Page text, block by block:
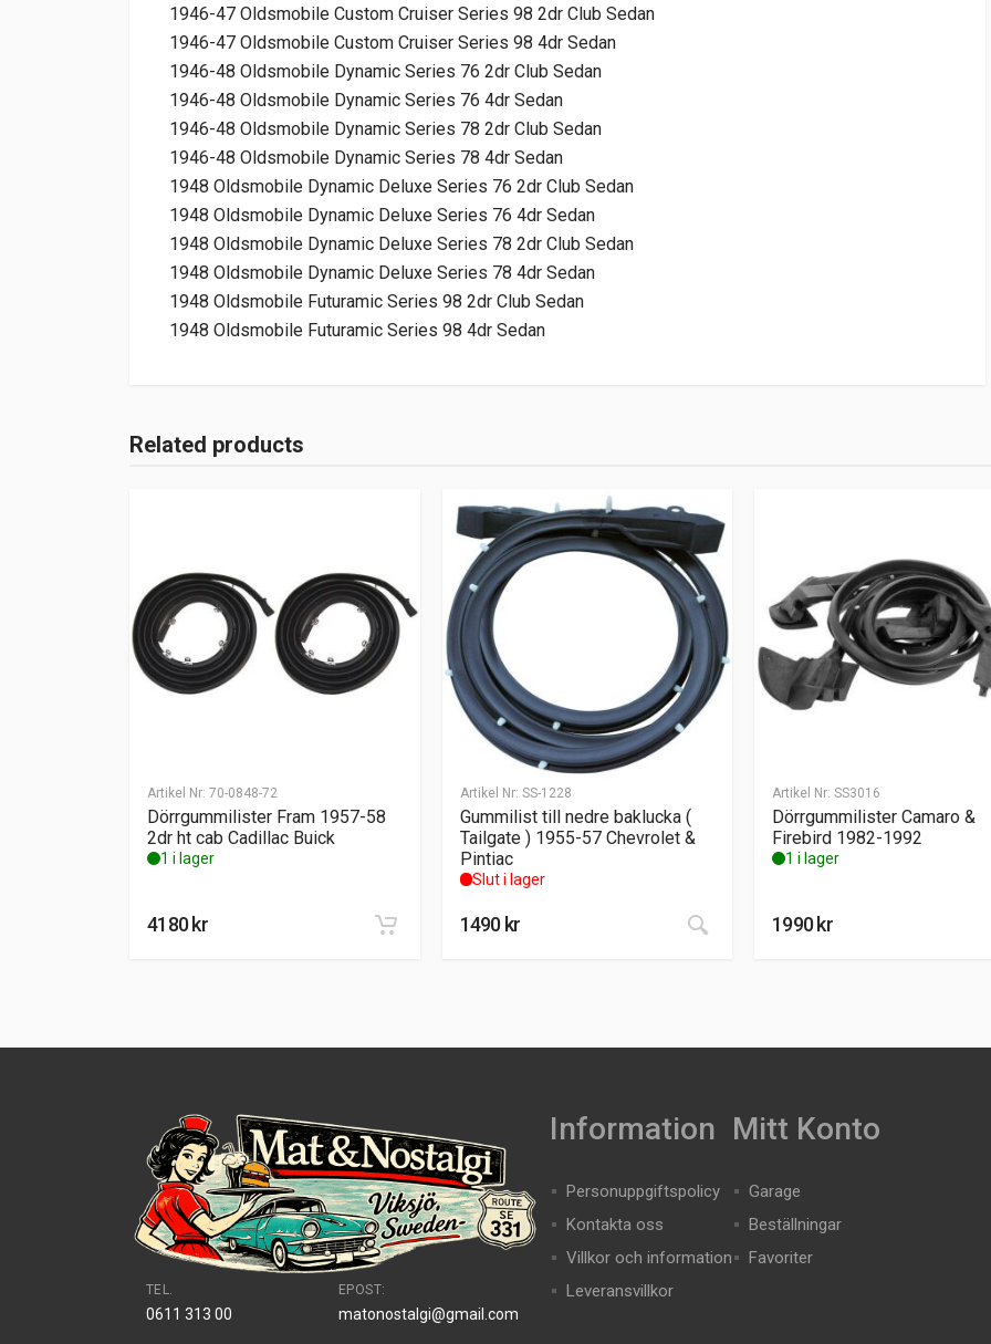
1946-47 Oldsmobile Custom Cruiser Series 98 2dr Club Sedan
1946-47 Oldsmobile Custom Cruiser Series 98 4dr Sedan
1946-48 Oldsmobile Dynamic Series 76 2dr Club Sedan
1946-48 Oldsmobile Dynamic Series 76 4dr Sedan
1946-48 Oldsmobile Dynamic Series 78 2dr Club Sedan
1946-48 Oldsmobile Dynamic Series 78 4dr Sedan
1948 Oldsmobile Dynamic Deluxe Series 76 2dr Club Sedan
1948 Oldsmobile Dynamic Deluxe Series 76 4dr Sedan
1948 Oldsmobile Dynamic Deluxe Series 78 2dr Club Sedan
1948 Oldsmobile Dynamic Deluxe Series 78 4dr Sedan
1948 Oldsmobile Futuramic Series 98 2dr Club Sedan
1948 Oldsmobile Futuramic Series 98 4dr Sedan
Related products
Artikel Nr: 70-0848-72
Dörrgummilister Fram 1957-58
2dr ht cab Cadillac Buick
1 i lager
4180kr
Artikel Nr: SS-1228
Gummilist till nedre baklucka (
Tailgate ) 1955-57 Chevrolet &
Pintiac
Slut i lager
1490kr
Artikel Nr: SS3016
Dörrgummilister Camaro &
Firebird 1982-1992
1 i lager
1990kr
TEL.
0611 313 00
EPOST:
matonostalgi@gmail.com
Information
Personuppgiftspolicy
Kontakta oss
Villkor och information
Leveransvillkor
Mitt Konto
Garage
Beställningar
Favoriter